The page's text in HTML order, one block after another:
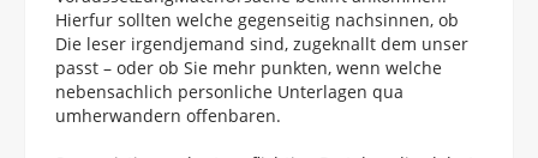
Hierfur sollten welche gegenseitig nachsinnen, ob
Die leser irgendjemand sind, zugeknallt dem unser
passt – oder ob Sie mehr punkten, wenn welche
nebensachlich personliche Unterlagen qua
umherwandern offenbaren.